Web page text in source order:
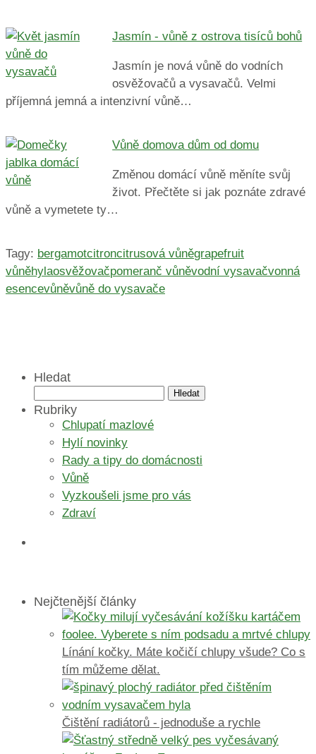
Jasmín - vůně z ostrova tisíců bohů
Jasmín je nová vůně do vodních
osvěžovačů a vysavačů. Velmi
příjemná jemná a intenzivní vůně…
Vůně domova dům od domu
Změnou domácí vůně měníte svůj
život. Přečtěte si jak poznáte zdravé
vůně a vymetete ty…
Tagy: bergamotcitroncitrusová vůněgrapefruit
vůněhylaosvěžovačpomeranč vůněvodní vysavačvonná
esencevůněvůně do vysavače
Hledat
Rubriky
Chlupatí mazlové
Hylí novinky
Rady a tipy do domácnosti
Vůně
Vyzkoušeli jsme pro vás
Zdraví
Nejčtenější články
Línání kočky. Máte kočičí chlupy všude? Co s
tím můžeme dělat.
Čištění radiátorů - jednoduše a rychle